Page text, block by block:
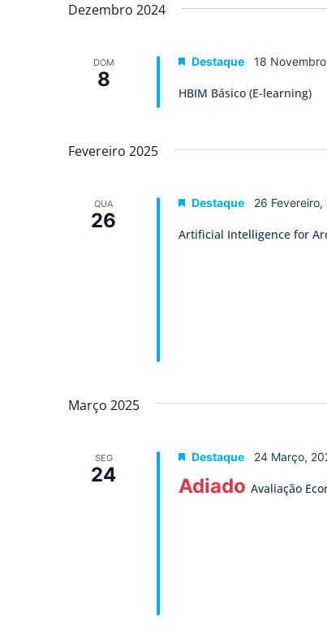
Eventos
Dezembro 2024
DOM
8
HBIM Básico (E-learning)
Destaque 18
Fevereiro 2025
QUA
26
Artificial Intelligence for
Destaque 26
Março 2025
SEG
24 Adiado Avaliação
Destaque 24 Março,